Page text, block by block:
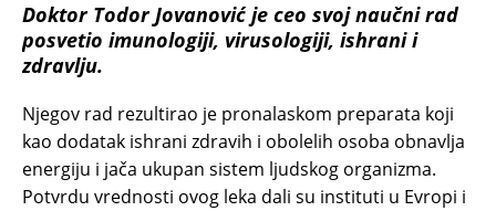
Doktor Todor Jovanović je ceo svoj naučni rad
posvetio imunologiji, virusologiji, ishrani i
zdravlju.
Njegov rad rezultirao je pronalaskom preparata koji
kao dodatak ishrani zdravih i obolelih osoba obnavlja
energiju i jača ukupan sistem ljudskog organizma.
Potvrdu vrednosti ovog leka dali su instituti u Evropi i